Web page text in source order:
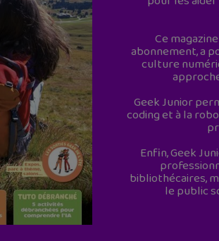
Ce
abonnement, a
culture
Geek Junior
coding et à la
Enfin, Geek
bibliothécaires,
le public